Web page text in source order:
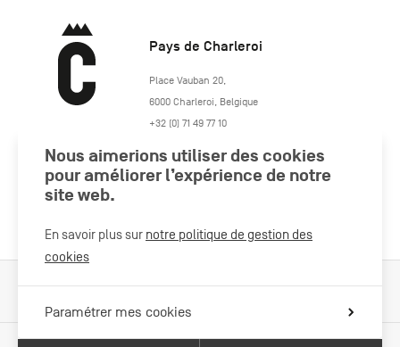
Pays de Charleroi
https://www.paysdecharleroi.be/
Place Vauban 20,
6000 Charleroi Belgique
+32 (0) 71 49 77 10
Nous aimerions utiliser des cookies
pour améliorer l’expérience de notre
site web.
En savoir plus sur notre politique de gestion des
cookies
Paramétrer mes cookies